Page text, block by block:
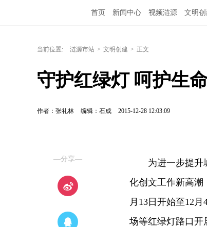
首页 新闻中心 视频涟源 文明创
当前位置: 涟源市站 > 文明创建 > 正文
守护红绿灯 呵护生
作者：张礼林 编辑：石成 2015-12-28 12:03:09
—分享—
为进一步提升城
化创文工作新高潮
月13日开始至12
场等红绿灯路口开